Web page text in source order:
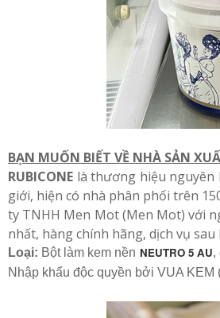
BẠN MUỐN BIẾT VỀ NHÀ SẢN
RUBICONE là thương hiệu nguyên
giới, hiện có nhà phân phối trên
ty TNHH Men Mot (Men Mot) với
nhất, hàng chính hãng, dịch vụ
Loại: Bột làm kem nền NEUTRO 5 AU,
Nhập khẩu độc quyền bởi VUA KEM